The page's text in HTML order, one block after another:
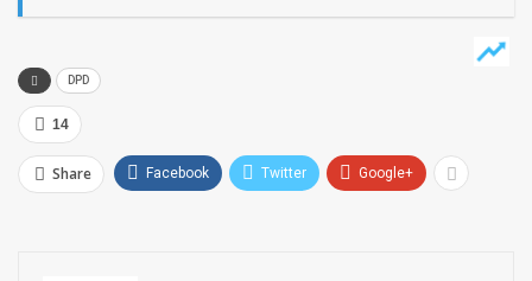
DPD
14
Share Facebook Twitter Google+